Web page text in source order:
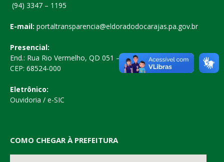
(94) 3347 – 1195
E-mail: portaltransparencia@eldoradodocarajas.pa.gov.br
Presencial:
End.: Rua Rio Vermelho, QD 051 – Centro
CEP: 68524-000
Eletrônico:
Ouvidoria / e-SIC
COMO CHEGAR À PREFEITURA